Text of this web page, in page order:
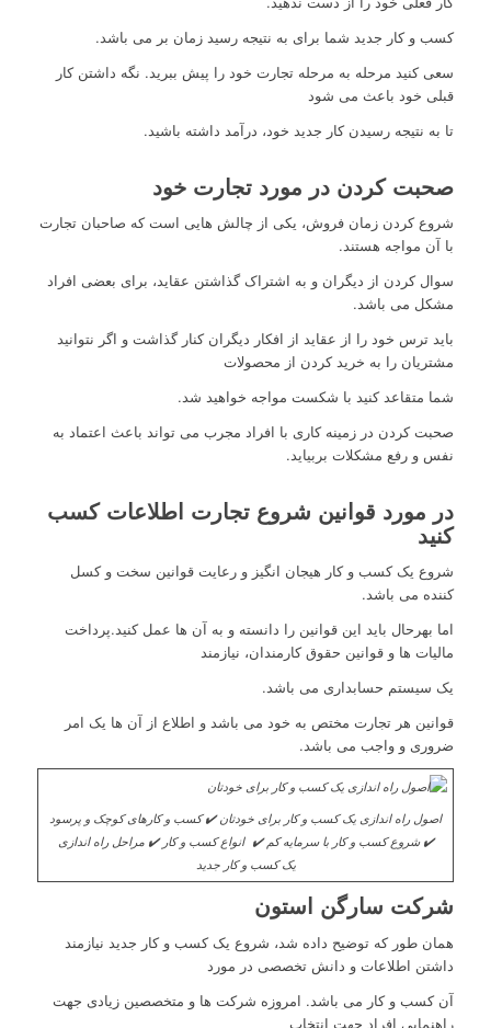
کسب و کار جدید شما برای به نتیجه رسید زمان بر می باشد.
سعی کنید مرحله به مرحله تجارت خود را پیش ببرید. نگه داشتن کار
قبلی خود باعث می شود
تا به نتیجه رسیدن کار جدید خود، درآمد داشته باشید.
صحبت کردن در مورد تجارت خود
شروع کردن زمان فروش، یکی از چالش هایی است که صاحبان تجارت
با آن مواجه هستند.
سوال کردن از دیگران و به اشتراک گذاشتن عقاید، برای بعضی افراد
مشکل می باشد.
باید ترس خود را از عقاید از افکار دیگران کنار گذاشت و اگر نتوانید
مشتریان را به خرید کردن از محصولات
شما متقاعد کنید با شکست مواجه خواهید شد.
صحبت کردن در زمینه کاری با افراد مجرب می تواند باعث اعتماد به
نفس و رفع مشکلات بربیاید.
در مورد قوانین شروع تجارت اطلاعات کسب
کنید
شروع یک کسب و کار هیجان انگیز و رعایت قوانین سخت و کسل
کننده می باشد.
اما بهرحال باید این قوانین را دانسته و به آن ها عمل کنید.پرداخت
مالیات ها و قوانین حقوق کارمندان، نیازمند
یک سیستم حسابداری می باشد.
قوانین هر تجارت مختص به خود می باشد و اطلاع از آن ها یک امر
ضروری و واجب می باشد.
اصول راه اندازی یک کسب و کار برای خودتان ✔️ کسب و کارهای کوچک و پرسود
✔️ شروع کسب و کار با سرمایه کم ✔️ انواع کسب و کار ✔️ مراحل راه اندازی
یک کسب و کار جدید
شرکت سارگن استون
همان طور که توضیح داده شد، شروع یک کسب و کار جدید نیازمند
داشتن اطلاعات و دانش تخصصی در مورد
آن کسب و کار می باشد. امروزه شرکت ها و متخصصین زیادی جهت
راهنمایی افراد جهت انتخاب